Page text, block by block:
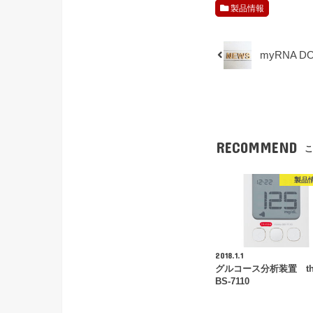
製品情報
myRNA
RECOMMEND
製品
2018.1.1
グルコース分析装置
BS-7110